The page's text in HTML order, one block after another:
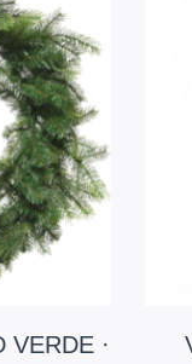
VERDE ·